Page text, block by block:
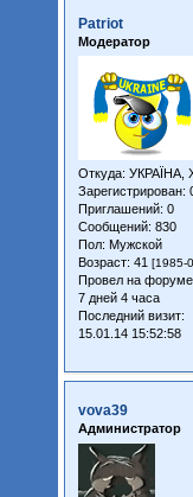
Patriot
Модератор
Откуда: УКРАЇНА,
Зарегистрирован:
Приглашений: 0
Сообщений: 830
Пол: Мужской
Возраст: 41 [1985-
Провел на
7 дней 4 часа
Последний визит:
15.01.14 15:52:58
vova39
Администратор